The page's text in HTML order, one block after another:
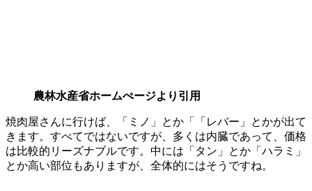
農林水産省ホームぺージより引用
焼肉屋さんに行けば、「ミノ」とか「「レバー」とかが出て
きます。すべてではないですが、多くは内臓であって、価格
は比較的リーズナブルです。中には「タン」とか「ハラミ」
とか高い部位もありますが、全体的にはそうですね。